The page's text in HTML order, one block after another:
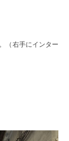
（右手にインター